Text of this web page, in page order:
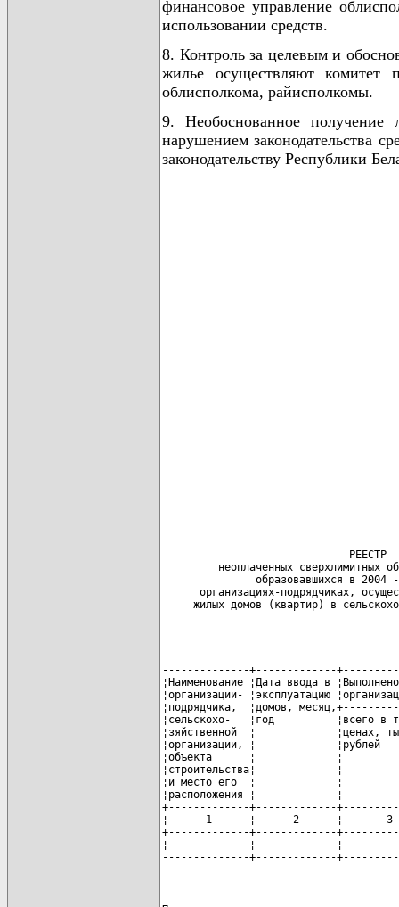
финансовое управление
использовании средств.
8. Контроль за целевым и
жилье осуществляют комитет
облисполкома, райисполкомы.
9. Необоснованное
нарушением законодательства
законодательству Республики
                              РЕЕСТР
неоплаченных сверхлимитных
образовавшихся в 2004
организациях-подрядчиках,
жилых домов (квартир) в
--------------+-------------
¦Наименование ¦Дата ввода в
¦организации- ¦эксплуатацию
¦подрядчика,  ¦домов,
¦сельскохо-   ¦год          ¦всего в
¦зяйственной  ¦             ¦ценах,
¦организации, ¦
¦объекта      ¦             ¦
¦строительства¦
¦и место его  ¦             ¦
¦расположения ¦
+-------------+-------------
¦      1      ¦      2      ¦
+-------------+-------------
¦             ¦             ¦
--------------+-------------